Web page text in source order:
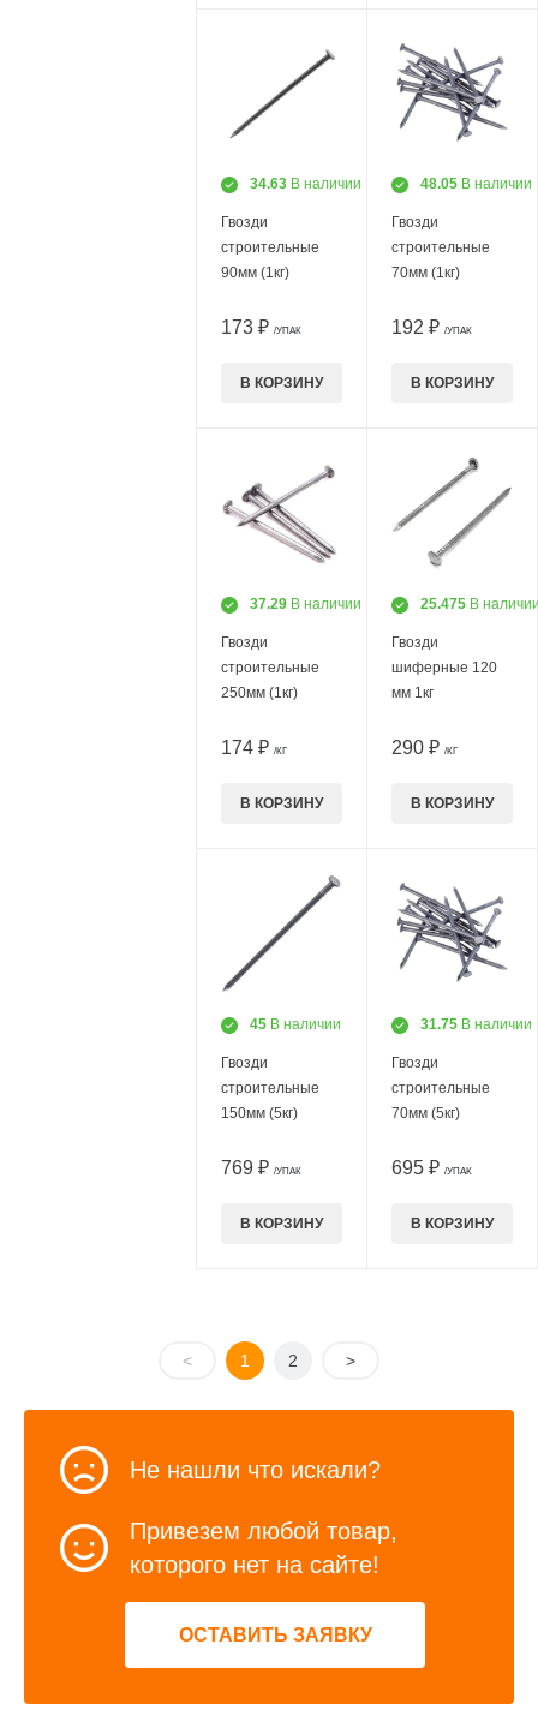
34.63 В наличии
Гвозди
строительные
90мм (1кг)
173 ₽ /УПАК
В КОРЗИНУ
48.05 В наличии
Гвозди
строительные
70мм (1кг)
192 ₽ /УПАК
В КОРЗИНУ
37.29 В наличии
Гвозди
строительные
250мм (1кг)
174 ₽ /КГ
В КОРЗИНУ
25.475 В
Гвозди
шиферные 120
мм 1кг
290 ₽ /КГ
В КОРЗИНУ
45 В наличии
Гвозди
строительные
150мм (5кг)
769 ₽ /УПАК
В КОРЗИНУ
31.75 В наличии
Гвозди
строительные
70мм (5кг)
695 ₽ /УПАК
В КОРЗИНУ
< 1 2 >
Не нашли что искали?
Привезем любой товар,
которого нет на сайте!
ОСТАВИТЬ ЗАЯВКУ